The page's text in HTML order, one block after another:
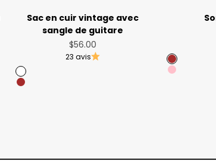
Sac en cuir vintage avec
sangle de guitare
Prix de vente
$56.00
23 avis
White
Brown
Brown
Pink